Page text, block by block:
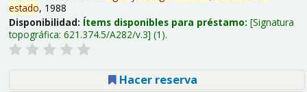
estado, 1988
Disponibilidad: Ítems disponibles para préstamo: Signatura
topográfica: 621.374.5/A282/v.3 (1).
Hacer reserva